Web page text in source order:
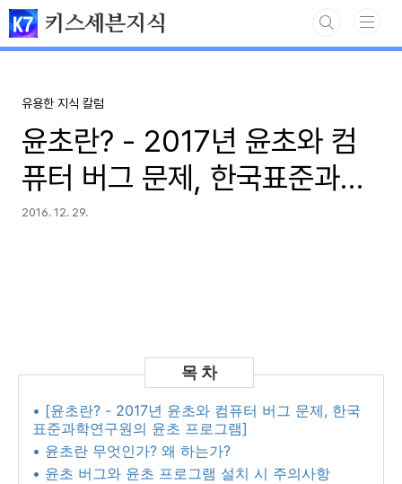
본문 바로가기
키스세븐지식
유용한 지식 칼럼
윤초란? - 2017년 윤초와 컴
퓨터 버그 문제, 한국표준과학
연구원의 윤초 프로그램
2016. 12. 29.
• [윤초란? - 2017년 윤초와 컴퓨터 버그 문제, 한국
표준과학연구원의 윤초 프로그램]
• 윤초란 무엇인가? 왜 하는가?
• 윤초 버그와 윤초 프로그램 설치 시 주의사항